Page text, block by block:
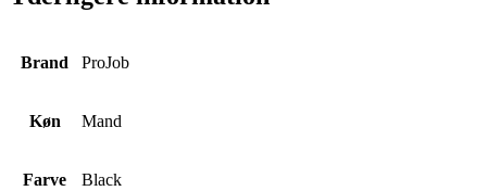
Brand ProJob
Køn Mand
Farve Black